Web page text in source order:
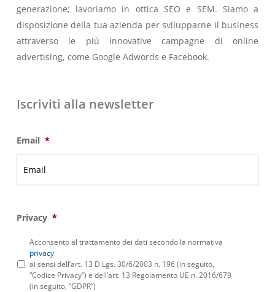
generazione; lavoriamo in ottica SEO e SEM. Siamo a
disposizione della tua azienda per svilupparne il business
attraverso le più innovative campagne di online
advertising, come Google Adwords e Facebook.
Iscriviti alla newsletter
Email *
Privacy *
Acconsento al trattamento dei dati secondo la normativa
privacy
ai sensi dell’art. 13 D.Lgs. 30/6/2003 n. 196 (in seguito,
“Codice Privacy”) e dell’art. 13 Regolamento UE n. 2016/679
(in seguito, “GDPR”)